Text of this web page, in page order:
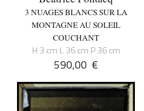
3 NUAGES BLANCS SUR LA
MONTAGNE AU SOLEIL
COUCHANT
H 3 cm L 36 cm P 36 cm
590,00 €